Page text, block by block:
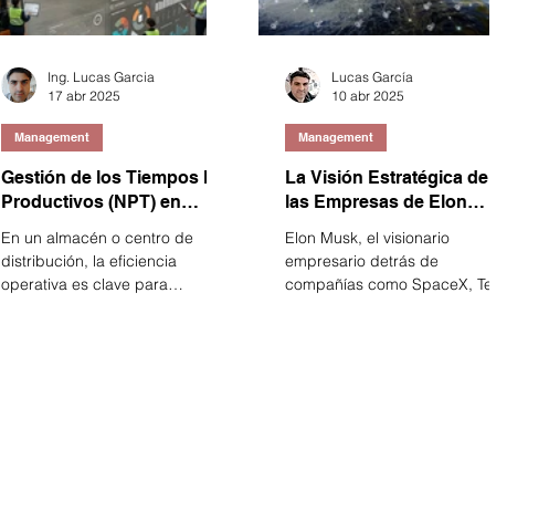
Gestión de los Tiempos No
Productivos (NPT) en
Medición y Control
En un almacén o centro de
distribución, la eficiencia
operativa es clave para
Management
Ing. Lucas Garcia
17 abr 2025
La Visión Estratégica de
las Empresas de Elon
Empresarial para Colonizar
Marte
Elon Musk, el visionario
empresario detrás de
compañías como SpaceX, Tesla
Management
Lucas García
10 abr 2025